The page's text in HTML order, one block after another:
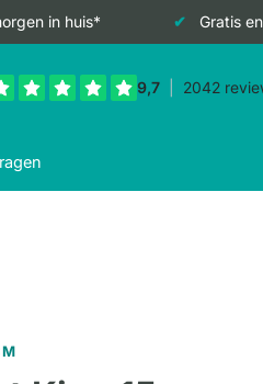
in huis* Gratis